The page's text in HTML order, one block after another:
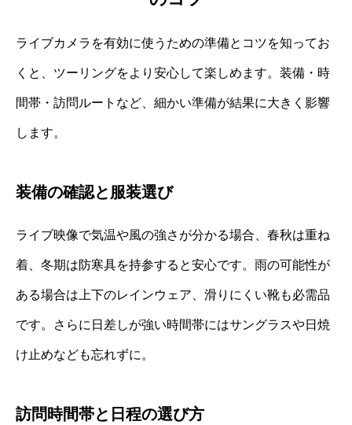
ライブカメラを有効に使うための準備とコツを知ってお
くと、ツーリングをより安心して楽しめます。装備・時
間帯・訪問ルートなど、細かい準備が結果に大きく影響
します。
装備の確認と服装選び
ライブ映像で気温や風の強さが分かる場合、春秋は重ね
着、冬期は防寒具を持参すると安心です。雨の可能性が
ある場合は上下のレインウェア、滑りにくい靴も必需品
です。さらに日差しが強い時間帯にはサングラスや日焼
け止めなども忘れずに。
訪問時間帯と日程の選び方